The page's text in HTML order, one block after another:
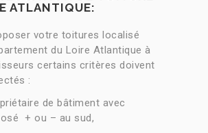
ATLANTIQUE:
votre toitures localisé
du Loire Atlantique à
certains critères doivent
:
de bâtiment avec
+ ou – au sud,